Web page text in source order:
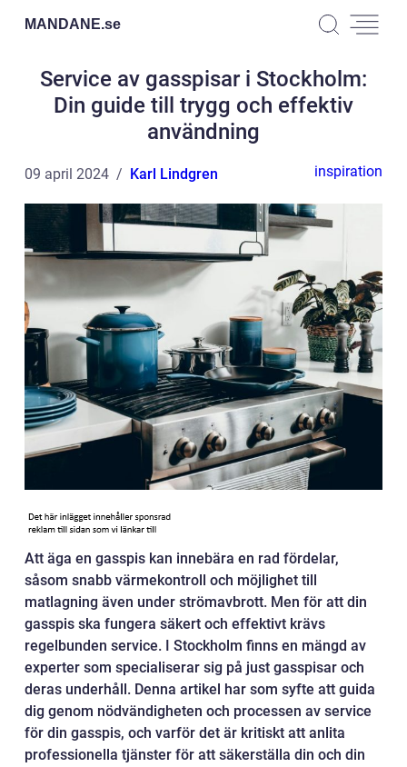
MANDANE.se
Service av gasspisar i Stockholm:
Din guide till trygg och effektiv
användning
09 april 2024 Karl Lindgren inspiration
Att äga en gasspis kan innebära en rad fördelar,
såsom snabb värmekontroll och möjlighet till
matlagning även under strömavbrott. Men för att din
gasspis ska fungera säkert och effektivt krävs
regelbunden service. I Stockholm finns en mängd av
experter som specialiserar sig på just gasspisar och
deras underhåll. Denna artikel har som syfte att guida
dig genom nödvändigheten och processen av service
för din gasspis, och varför det är kritiskt att anlita
professionella tjänster för att säkerställa din och din